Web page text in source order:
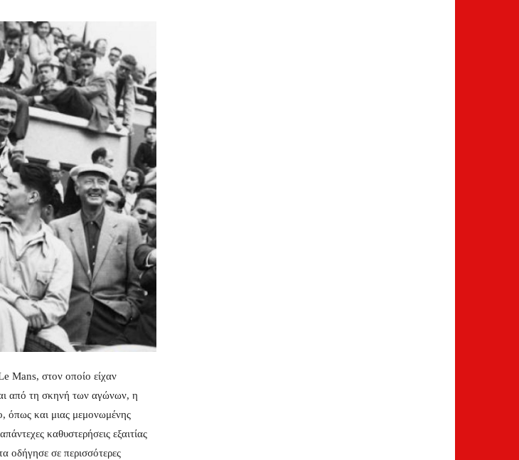
Mans, στον οποίο είχαν
από τη σκηνή των αγώνων, η
όπως και μιας μεμονωμένης
καθυστερήσεις εξαιτίας
οδήγησε σε περισσότερες